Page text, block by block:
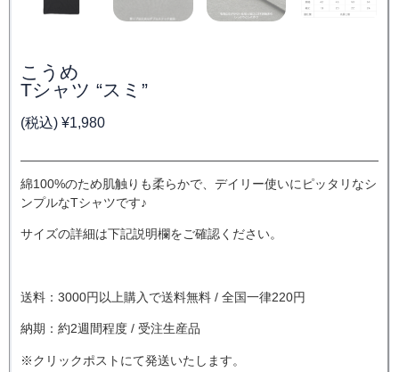
こうめ
Tシャツ “スミ”
(税込) ¥1,980
綿100%のため肌触りも柔らかで、デイリー使いにピッタリなシ
ンプルなTシャツです♪
サイズの詳細は下記説明欄をご確認ください。
送料：3000円以上購入で送料無料 / 全国一律220円
納期：約2週間程度 / 受注生産品
※クリックポストにて発送いたします。